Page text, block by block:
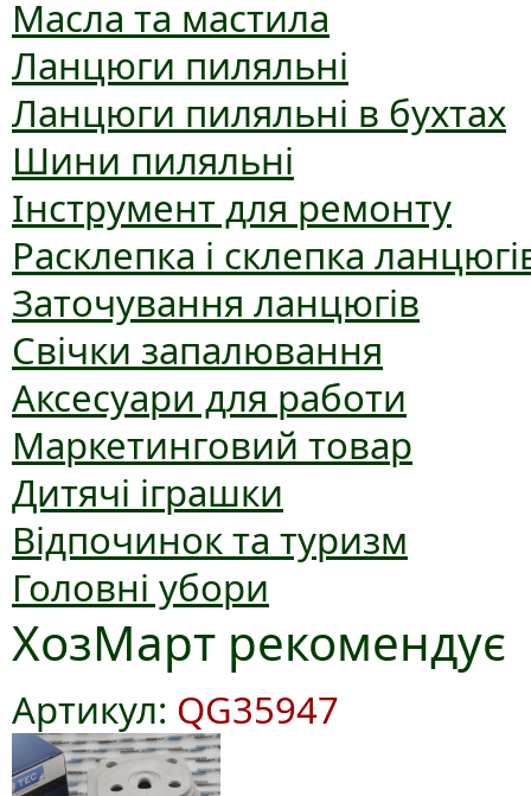
Масла та мастила
Ланцюги пиляльні
Ланцюги пиляльні в бухтах
Шини пиляльні
Інструмент для ремонту
Расклепка і склепка
Заточування ланцюгів
Свічки запалювання
Аксесуари для работи
Маркетинговий товар
Дитячі іграшки
Відпочинок та туризм
Головні убори
ХозМарт рекомендує
Артикул: QG35947